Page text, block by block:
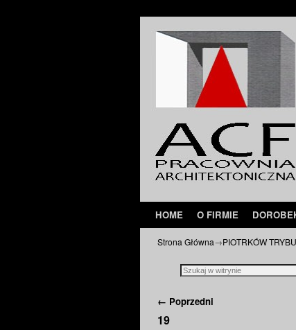
HOME O FIRMIE
Strona Główna→PIOTRKÓW
Nawigacja
← Poprzedni
19